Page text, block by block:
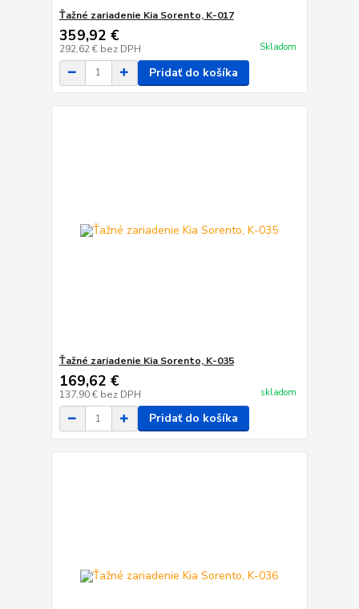
Ťažné zariadenie Kia Sorento, K-017
359,92 €
292,62 € bez DPH Skladom
Pridať do košíka
Ťažné zariadenie Kia Sorento, K-035
169,62 €
137,90 € bez DPH skladom
Pridať do košíka